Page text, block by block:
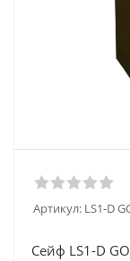
Артикул: LS1-D
Сейф LS1-D